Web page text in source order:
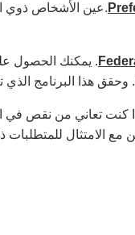
.عين الأشخاص ذوي
الذي ترعاه وزارة